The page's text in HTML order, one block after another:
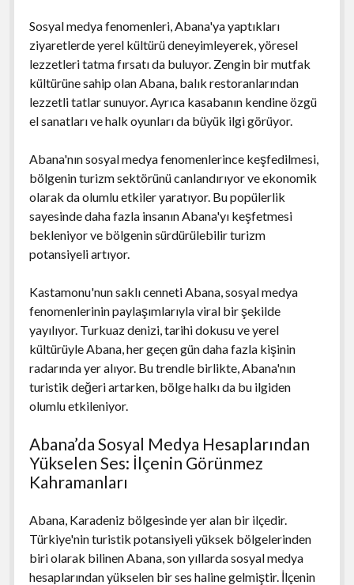
Sosyal medya fenomenleri, Abana'ya yaptıkları
ziyaretlerde yerel kültürü deneyimleyerek, yöresel
lezzetleri tatma fırsatı da buluyor. Zengin bir mutfak
kültürüne sahip olan Abana, balık restoranlarından
lezzetli tatlar sunuyor. Ayrıca kasabanın kendine özgü
el sanatları ve halk oyunları da büyük ilgi görüyor.
Abana'nın sosyal medya fenomenlerince keşfedilmesi,
bölgenin turizm sektörünü canlandırıyor ve ekonomik
olarak da olumlu etkiler yaratıyor. Bu popülerlik
sayesinde daha fazla insanın Abana'yı keşfetmesi
bekleniyor ve bölgenin sürdürülebilir turizm
potansiyeli artıyor.
Kastamonu'nun saklı cenneti Abana, sosyal medya
fenomenlerinin paylaşımlarıyla viral bir şekilde
yayılıyor. Turkuaz denizi, tarihi dokusu ve yerel
kültürüyle Abana, her geçen gün daha fazla kişinin
radarında yer alıyor. Bu trendle birlikte, Abana'nın
turistik değeri artarken, bölge halkı da bu ilgiden
olumlu etkileniyor.
Abana’da Sosyal Medya Hesaplarından
Yükselen Ses: İlçenin Görünmez
Kahramanları
Abana, Karadeniz bölgesinde yer alan bir ilçedir.
Türkiye'nin turistik potansiyeli yüksek bölgelerinden
biri olarak bilinen Abana, son yıllarda sosyal medya
hesaplarından yükselen bir ses haline gelmiştir. İlçenin